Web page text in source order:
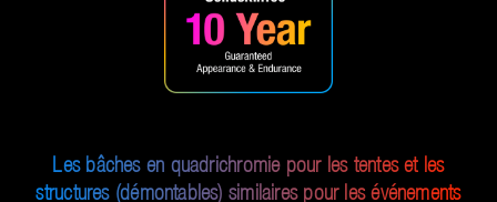
Les bâches en quadrichromie pour les tentes et les
structures (démontables) similaires pour les événements